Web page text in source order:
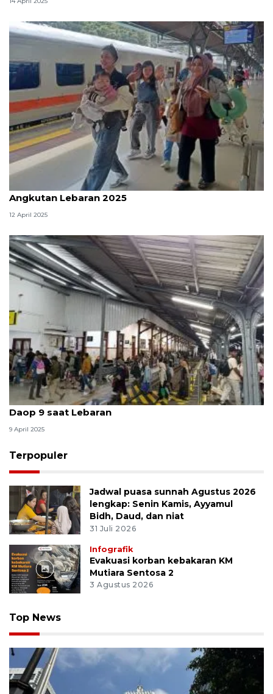
KAI Group layani 29,17 juta pelanggan selama
Angkutan Lebaran 2025
12 April 2025
Sebanyak 409.664 penumpang gunakan kereta di
Daop 9 saat Lebaran
9 April 2025
Terpopuler
Jadwal puasa sunnah Agustus 2026
lengkap: Senin Kamis, Ayyamul
Bidh, Daud, dan niat
31 Juli 2026
Infografik
Evakuasi korban kebakaran KM
Mutiara Sentosa 2
3 Agustus 2026
Top News